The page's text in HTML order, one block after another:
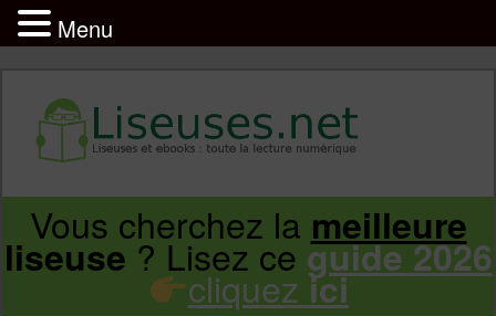
Infos sur les liseuses Kindle, Kobo,
Vivlio, Pocketbook
Aller
Aller
Vous cherchez la meilleure
liseuse? Lisez ceguide 2026
cliquez ici
Menu